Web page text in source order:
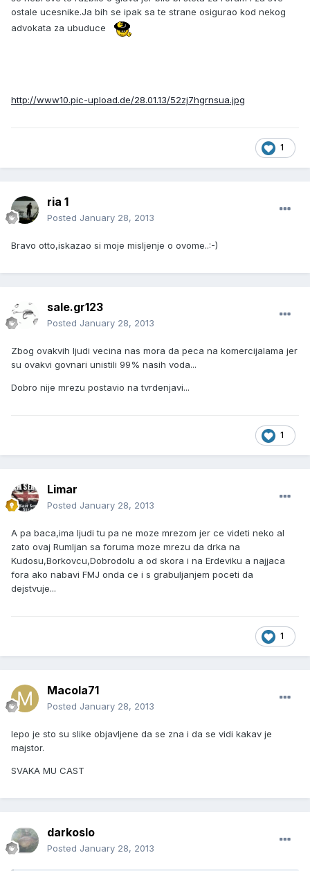
ostale ucesnike.Ja bih se ipak sa te strane osigurao kod nekog
advokata za ubuduce
http://www10.pic-upload.de/28.01.13/52zj7hgrnsua.jpg
1
ria 1
Posted January 28, 2013
Bravo otto,iskazao si moje misljenje o ovome..:-)
sale.gr123
Posted January 28, 2013
Zbog ovakvih ljudi vecina nas mora da peca na komercijalama jer
su ovakvi govnari unistili 99% nasih voda...
Dobro nije mrezu postavio na tvrdenjavi...
1
Limar
Posted January 28, 2013
A pa baca,ima ljudi tu pa ne moze mrezom jer ce videti neko al
zato ovaj Rumljan sa foruma moze mrezu da drka na
Kudosu,Borkovcu,Dobrodolu a od skora i na Erdeviku a najjaca
fora ako nabavi FMJ onda ce i s grabuljanjem poceti da
dejstvuje...
1
Macola71
Posted January 28, 2013
lepo je sto su slike objavljene da se zna i da se vidi kakav je
majstor.
SVAKA MU CAST
darkoslo
Posted January 28, 2013